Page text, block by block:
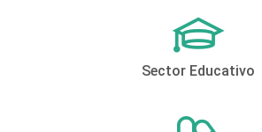
Sector Educativo